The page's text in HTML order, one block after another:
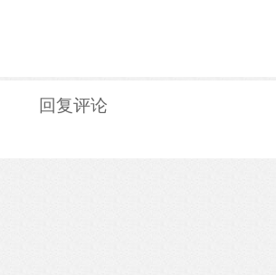
回复评论